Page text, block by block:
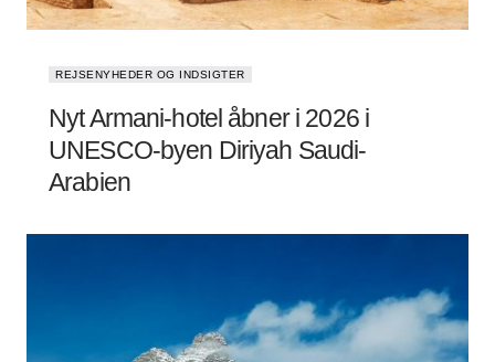
REJSENYHEDER OG INDSIGTER
Nyt Armani-hotel åbner i 2026 i
UNESCO-byen Diriyah Saudi-
Arabien